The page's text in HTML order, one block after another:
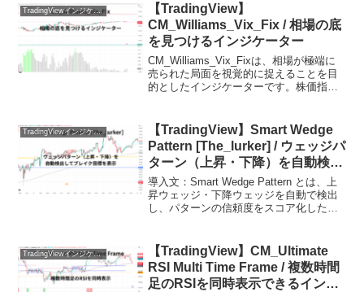
TradingViewインジケーターおすすめ一覧
【TradingView】
CM_Williams_Vix_Fix / 相場の底
を見つけるインジケーター
CM_Williams_Vix_Fixは、相場が極端に
売られた局面を視覚的に捉えることを目
的としたインジケーターです。株価指数
クラスで使用できる点が特徴です。価
格...
TradingViewインジケーターおすすめ一覧
【TradingView】Smart Wedge
Pattern [The_lurker] / ウェッジパ
ターン（上昇・下降）を自動検出
してブレイク目標を表示するイン
ジケーター
導入文：Smart Wedge Pattern とは、上
昇ウェッジ・下降ウェッジを自動で検出
し、パターンの信頼度をスコア化したう
ェッジはテクニカル分析の中で...
TradingViewインジケーターおすすめ一覧
【TradingView】CM_Ultimate
RSI Multi Time Frame / 複数時間
足のRSIを同時表示できるインジ